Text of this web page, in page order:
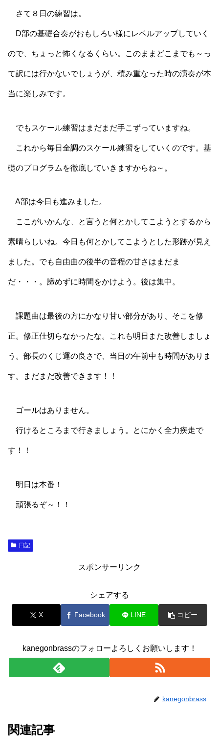
さて８日の練習は。
D部の基礎合奏がおもしろい様にレベルアップしていく
ので、ちょっと怖くなるくらい。このままどこまでも～っ
て訳には行かないでしょうが、積み重なった時の演奏が本
当に楽しみです。
でもスケール練習はまだまだ手こずっていますね。
これから毎日全調のスケール練習をしていくのです。基
礎のプログラムを徹底していきますからね～。
A部は今日も進みました。
ここがいかんな、と言うと何とかしてこようとするから
素晴らしいね。今日も何とかしてこようとした形跡が見え
ました。でも自由曲の後半の音程の甘さはまだま
だ・・・。諦めずに時間をかけよう。後は集中。
課題曲は最後の方にかなり甘い部分があり、そこを修
正。修正仕切らなかったな。これも明日また改善しましょ
う。部長のくじ運の良さで、当日の午前中も時間がありま
す。まだまだ改善できます！！
ゴールはありません。
行けるところまで行きましょう。とにかく全力疾走で
す！！
明日は本番！
頑張るぞ～！！
日記
スポンサーリンク
シェアする
X Facebook LINE コピー
kanegonbrassのフォローよろしくお願いします！
kanegonbrass
関連記事